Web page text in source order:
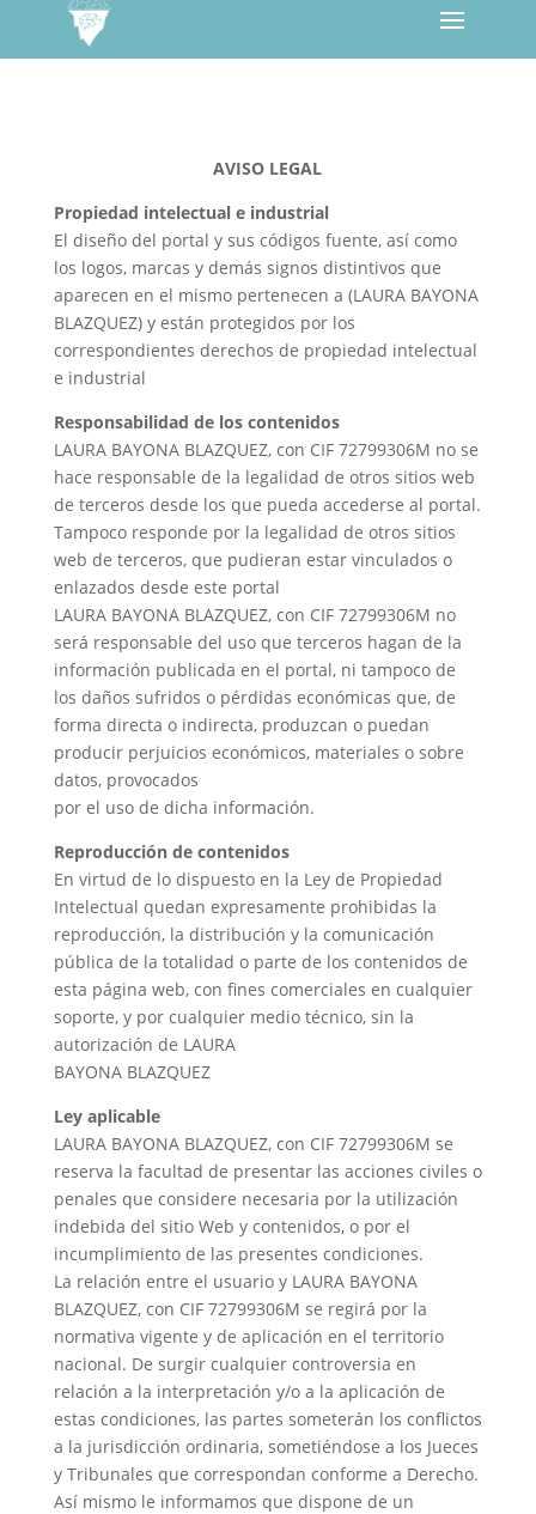
AVISO LEGAL
Propiedad intelectual e industrial
El diseño del portal y sus códigos fuente, así como
los logos, marcas y demás signos distintivos que
aparecen en el mismo pertenecen a (LAURA BAYONA
BLAZQUEZ) y están protegidos por los
correspondientes derechos de propiedad intelectual
e industrial
Responsabilidad de los contenidos
LAURA BAYONA BLAZQUEZ, con CIF 72799306M no se
hace responsable de la legalidad de otros sitios web
de terceros desde los que pueda accederse al portal.
Tampoco responde por la legalidad de otros sitios
web de terceros, que pudieran estar vinculados o
enlazados desde este portal
LAURA BAYONA BLAZQUEZ, con CIF 72799306M no
será responsable del uso que terceros hagan de la
información publicada en el portal, ni tampoco de
los daños sufridos o pérdidas económicas que, de
forma directa o indirecta, produzcan o puedan
producir perjuicios económicos, materiales o sobre
datos, provocados
por el uso de dicha información.
Reproducción de contenidos
En virtud de lo dispuesto en la Ley de Propiedad
Intelectual quedan expresamente prohibidas la
reproducción, la distribución y la comunicación
pública de la totalidad o parte de los contenidos de
esta página web, con fines comerciales en cualquier
soporte, y por cualquier medio técnico, sin la
autorización de LAURA
BAYONA BLAZQUEZ
Ley aplicable
LAURA BAYONA BLAZQUEZ, con CIF 72799306M se
reserva la facultad de presentar las acciones civiles o
penales que considere necesaria por la utilización
indebida del sitio Web y contenidos, o por el
incumplimiento de las presentes condiciones.
La relación entre el usuario y LAURA BAYONA
BLAZQUEZ, con CIF 72799306M se regirá por la
normativa vigente y de aplicación en el territorio
nacional. De surgir cualquier controversia en
relación a la interpretación y/o a la aplicación de
estas condiciones, las partes someterán los conflictos
a la jurisdicción ordinaria, sometiéndose a los Jueces
y Tribunales que correspondan conforme a Derecho.
Así mismo le informamos que dispone de un